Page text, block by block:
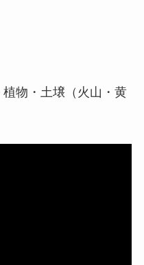
・土壌（火山・黄